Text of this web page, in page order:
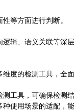
等方面进行判断。
辑、语义关联等深
度的检测工具，全
工具，可确保检
使用场景的适配，